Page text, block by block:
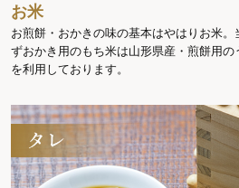
お米
お煎餅・おかきの味の基本はやはりお米
ずおかき用のもち米は山形県産・煎餅用
を利用しております。